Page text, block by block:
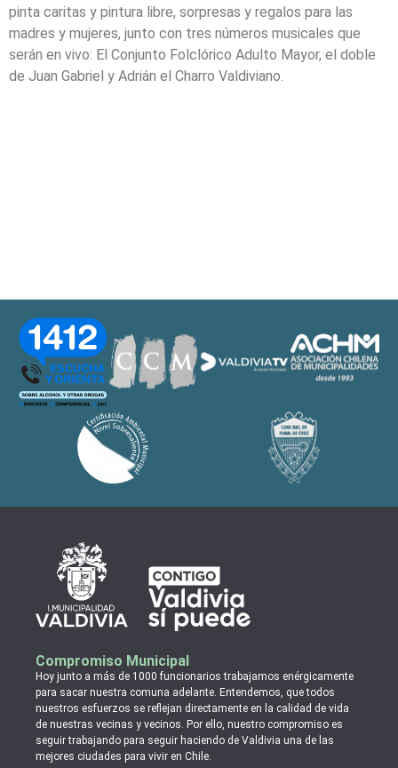
pinta caritas y pintura libre, sorpresas y regalos para las
madres y mujeres, junto con tres números musicales que
serán en vivo: El Conjunto Folclórico Adulto Mayor, el doble
de Juan Gabriel y Adrián el Charro Valdiviano.
Compromiso Municipal
Hoy junto a más de 1000 funcionarios trabajamos enérgicamente
para sacar nuestra comuna adelante. Entendemos, que todos
nuestros esfuerzos se reflejan directamente en la calidad de vida
de nuestras vecinas y vecinos. Por ello, nuestro compromiso es
seguir trabajando para seguir haciendo de Valdivia una de las
mejores ciudades para vivir en Chile.